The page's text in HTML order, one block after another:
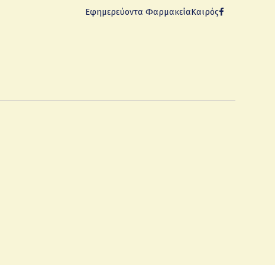
Εφημερεύοντα ΦαρμακείαΚαιρός